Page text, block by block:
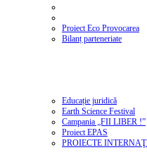
Proiect Eco Provocarea
Bilanț parteneriate
Educație juridică
Earth Science Festival
Campania „FII LIBER !”
Proiect EPAS
PROIECTE